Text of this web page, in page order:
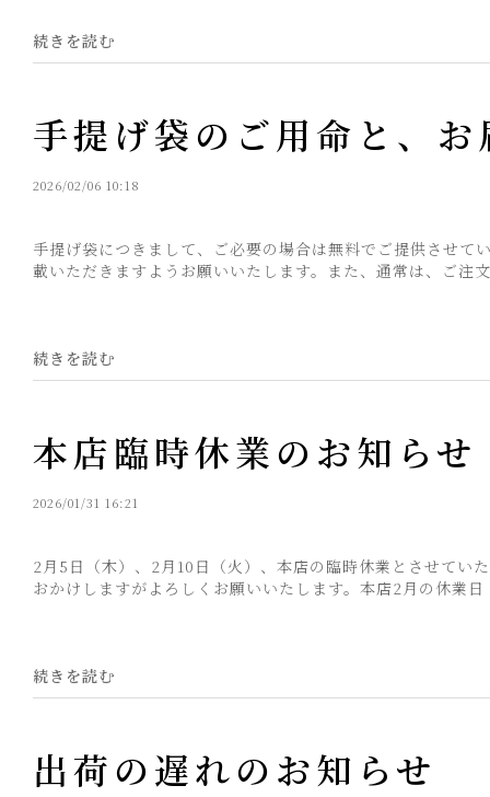
続きを読む
手提げ袋のご用命と、
2026/02/06 10:18
手提げ袋につきまして、ご必要の場合は無料でご提供させ
載いただきますようお願いいたします。また、通常は、ご注
続きを読む
本店臨時休業のお知ら
2026/01/31 16:21
2月5日（木）、2月10日（火）、本店の臨時休業とさせてい
おかけしますがよろしくお願いいたします。本店2月の休業
続きを読む
出荷の遅れのお知らせ